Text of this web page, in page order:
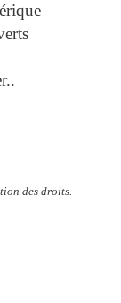
des droits.